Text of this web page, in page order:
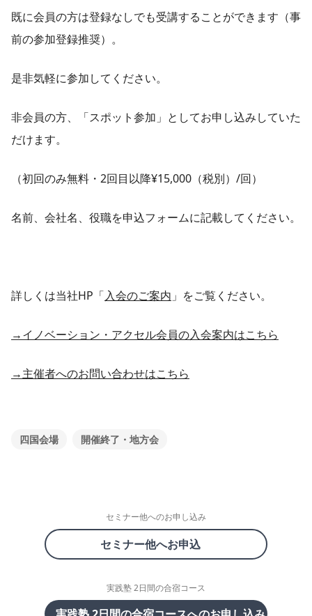
既に会員の方は登録なしでも受講することができます（事
前の参加登録推奨）。
是非気軽に参加してください。
非会員の方、「スポット参加」としてお申し込みしていた
だけます。
（初回のみ無料・2回目以降¥15,000（税別）/回）
名前、会社名、役職を申込フォームに記載してください。
詳しくは当社HP「入会のご案内 」をご覧ください。
→イノベーション・アクセル会員の入会案内はこちら
→主催者へのお問い合わせはこちら
四国会場 開催終了・地方会
セミナー他へのお申し込み
セミナー他へお申込
実践塾 2日間の合宿コース